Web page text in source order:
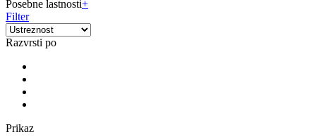
Posebne lastnosti+
Filter
Razvrsti po
Prikaz